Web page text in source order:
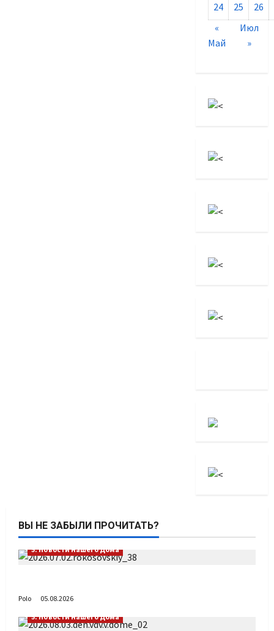
24 25 26
«
Май
Июл
»
ВЫ НЕ ЗАБЫЛИ ПРОЧИТАТЬ?
5. Новости нашего Дома
Polo
05.08.2026
5. Новости нашего Дома